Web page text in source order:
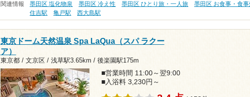
関連情報 墨田区 塩化物泉 墨田区 冷え性 墨田区 ひとり旅・一人旅 墨田区 お食事・食
住吉駅
亀戸駅 西大島駅
東京ドーム天然温泉 Spa LaQua（スパ ラクー
ア）
東京都 / 文京区 / 浅草駅3.65km / 後楽園駅175m
■営業時間 11:00～翌9:00
■入浴料 3,230円～